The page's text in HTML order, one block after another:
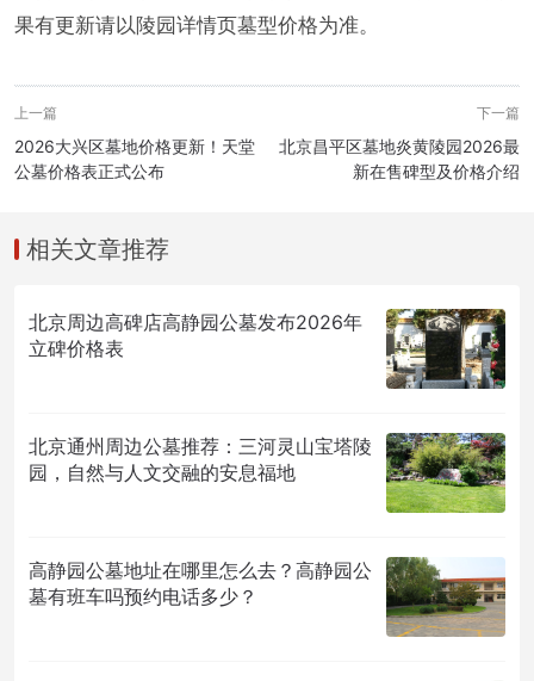
果有更新请以陵园详情页墓型价格为准。
上一篇
2026大兴区墓地价格更新！天堂
公墓价格表正式公布
下一篇
北京昌平区墓地炎黄陵园2026最
新在售碑型及价格介绍
相关文章推荐
北京周边高碑店高静园公墓发布2026年
立碑价格表
北京通州周边公墓推荐：三河灵山宝塔陵
园，自然与人文交融的安息福地
高静园公墓地址在哪里怎么去？高静园公
墓有班车吗预约电话多少？